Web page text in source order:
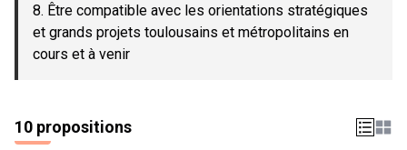
8. Être compatible avec les orientations stratégiques
et grands projets toulousains et métropolitains en
cours et à venir
10 propositions